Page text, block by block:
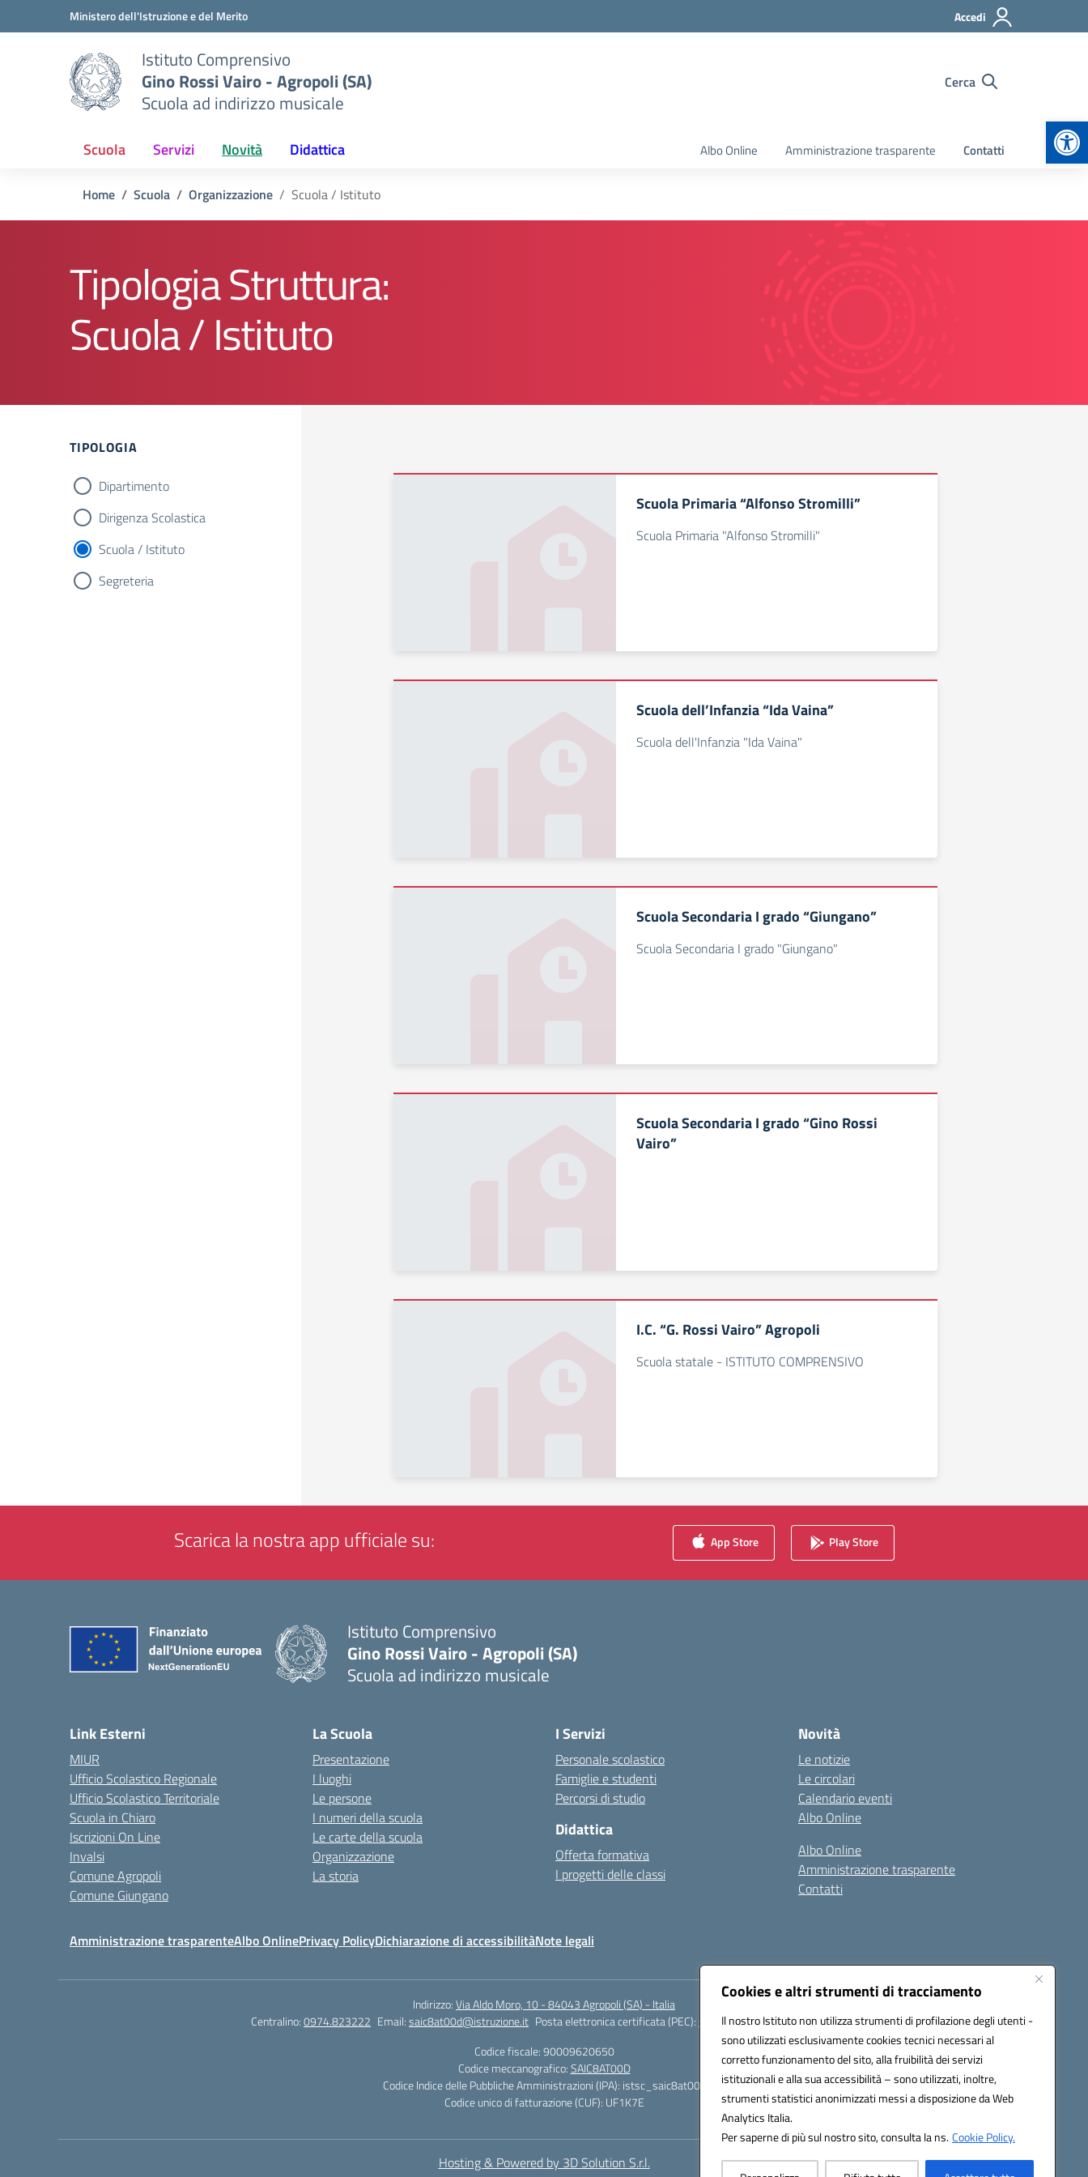
Cookies e altri strumenti di tracciamento
Il nostro Istituto non utilizza strumenti di profilazione degli utenti -
sono utilizzati esclusivamente cookies tecnici necessari al
corretto funzionamento del sito, alla fruibilità dei servizi
istituzionali e alla sua accessibilità – sono utilizzati, inoltre,
strumenti statistici anonimizzati messi a disposizione da Web
Analytics Italia.
Per saperne di più sul nostro sito, consulta la ns.Cookie Policy.
Vai ai contenuti
Vai al menu di navigazioneMinistero dell'Istruzione e del Merito Accedi
Istituto Comprensivo
Gino Rossi Vairo - Agropoli (SA)
Scuola ad indirizzo musicale
Cerca
Scuola Servizi Novità Didattica Albo Online Amministrazione trasparente Contatti
Home Scuola Organizzazione Scuola / Istituto
Tipologia Struttura:
Scuola / Istituto
TIPOLOGIA
Dipartimento
Dirigenza Scolastica
Scuola / Istituto
Segreteria
Scuola Primaria “Alfonso Stromilli”
Scuola Primaria "Alfonso Stromilli"
Scuola dell’Infanzia “Ida Vaina”
Scuola dell'Infanzia "Ida Vaina"
Scuola Secondaria I grado “Giungano”
Scuola Secondaria I grado "Giungano"
Scuola Secondaria I grado “Gino Rossi
Vairo”
I.C. “G. Rossi Vairo” Agropoli
Scuola statale - ISTITUTO COMPRENSIVO
Scarica la nostra app ufficiale su: App Store Play Store
Istituto Comprensivo
Gino Rossi Vairo - Agropoli (SA)
Scuola ad indirizzo musicale
Link Esterni
MIUR
Ufficio Scolastico Regionale
Ufficio Scolastico Territoriale
Scuola in Chiaro
Iscrizioni On Line
Invalsi
Comune Agropoli
Comune Giungano
La Scuola
Presentazione
I luoghi
Le persone
I numeri della scuola
Le carte della scuola
Organizzazione
La storia
I Servizi
Personale scolastico
Famiglie e studenti
Percorsi di studio
Didattica
Offerta formativa
I progetti delle classi
Novità
Le notizie
Le circolari
Calendario eventi
Albo Online
Albo Online
Amministrazione trasparente
Contatti
Amministrazione trasparenteAlbo OnlinePrivacy PolicyDichiarazione di accessibilitàNote legali
Indirizzo:Via Aldo Moro, 10 - 84043 Agropoli (SA) - Italia
Centralino:0974.823222 Email:saic8at00d@istruzione.it Posta elettronica certificata (PEC):saic8at00d@pec.istruzione.it
Codice fiscale: 90009620650
Codice meccanografico:SAIC8AT00D
Codice Indice delle Pubbliche Amministrazioni (IPA): istsc_saic8at00d
Codice unico di fatturazione (CUF): UF1K7E
Hosting & Powered by 3D Solution S.r.l.